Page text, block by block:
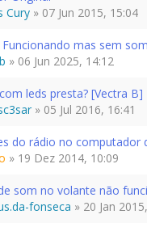
Cury » 07 Jun 2015, 15:04
Funcionando mas sem som
» 06 Jun 2025, 14:12
leds presta? [Vectra B]
» 05 Jul 2016, 16:41
do rádio no computador
» 19 Dez 2014, 10:09
som no volante não
fonseca » 20 Jan